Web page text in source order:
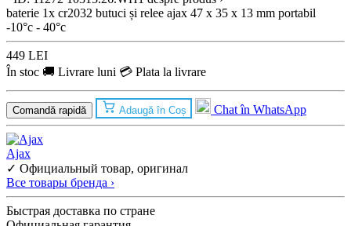
baterie 1x cr2032 butuci și relee ajax 47 x 35 x 13 mm portabil
-10°c - 40°c
449 LEI
În stoc 🚚 Livrare luni 💳 Plata la livrare
Comandă rapidă Adaugă în Coș Chat în WhatsApp
Ajax
✓ Официальный товар, оригинал
Все товары бренда ›
Быстрая доставка по стране